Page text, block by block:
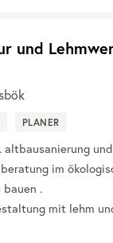
und
PLANER
altbausanierung
im
.
mit lehm